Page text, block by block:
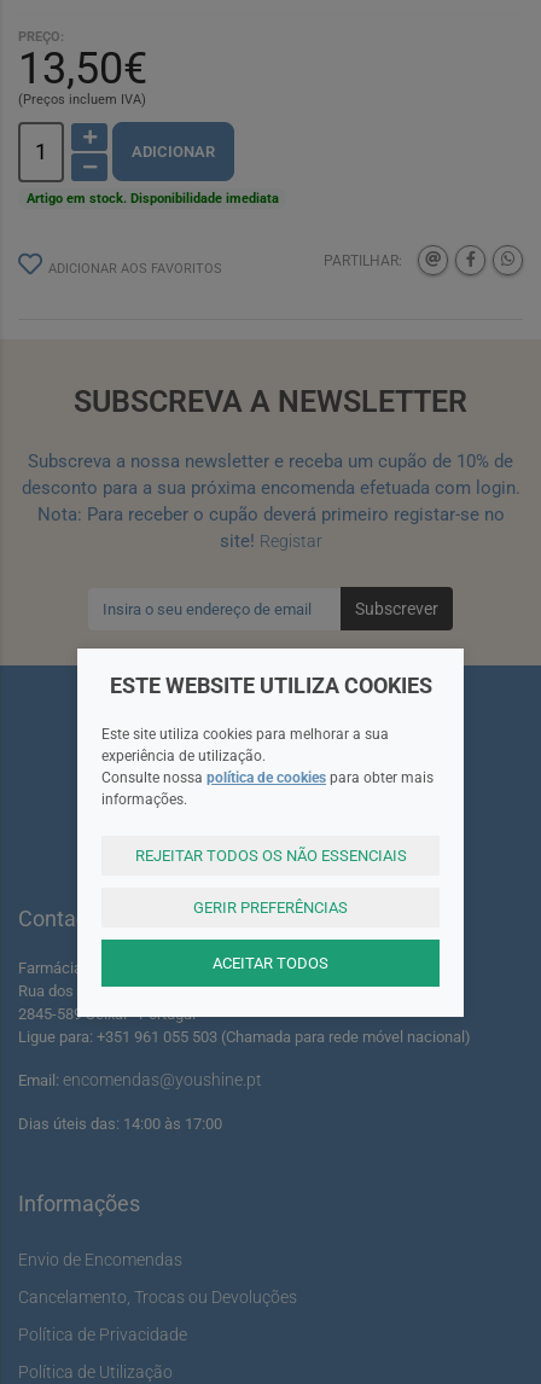
PREÇO:
13,50€
(Preços incluem IVA)
ADICIONAR
Artigo em stock. Disponibilidade imediata
ADICIONAR AOS FAVORITOS PARTILHAR:
SUBSCREVA A NEWSLETTER
Subscreva a nossa newsletter e receba um cupão de 10% de
desconto para a sua próxima encomenda efetuada com login.
Nota: Para receber o cupão deverá primeiro registar-se no
site! Registar
Subscrever
Siga-nos
Contactos
Farmácia dos Foros de Amora Lda.
Rua dos Foros Amora 220 A-B
2845-589 Seixal - Portugal
Ligue para: +351 961 055 503 (Chamada para rede móvel nacional)
Email: encomendas@youshine.pt
Dias úteis das: 14:00 às 17:00
Informações
Envio de Encomendas
Cancelamento, Trocas ou Devoluções
Política de Privacidade
Política de Utilização
ESTE WEBSITE UTILIZA COOKIES
Este site utiliza cookies para melhorar a sua
experiência de utilização.
Consulte nossa política de cookies para obter mais
informações.
REJEITAR TODOS OS NÃO ESSENCIAIS
GERIR PREFERÊNCIAS
ACEITAR TODOS